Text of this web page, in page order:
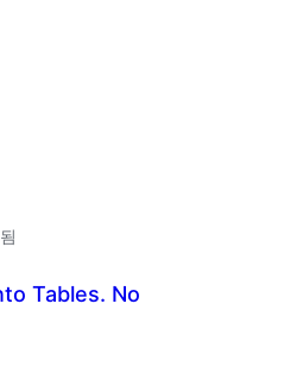
Tables. No